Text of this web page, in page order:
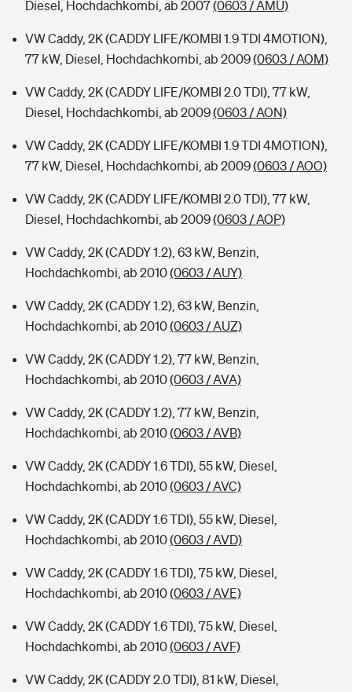
Diesel, Hochdachkombi, ab 2007(0603 / AMU)
VW Caddy, 2K (CADDY LIFE/KOMBI 1.9 TDI 4MOTION),
77 kW, Diesel, Hochdachkombi, ab 2009(0603 / AOM)
VW Caddy, 2K (CADDY LIFE/KOMBI 2.0 TDI), 77 kW,
Diesel, Hochdachkombi, ab 2009(0603 / AON)
VW Caddy, 2K (CADDY LIFE/KOMBI 1.9 TDI 4MOTION),
77 kW, Diesel, Hochdachkombi, ab 2009(0603 / AOO)
VW Caddy, 2K (CADDY LIFE/KOMBI 2.0 TDI), 77 kW,
Diesel, Hochdachkombi, ab 2009(0603 / AOP)
VW Caddy, 2K (CADDY 1.2), 63 kW, Benzin,
Hochdachkombi, ab 2010(0603 / AUY)
VW Caddy, 2K (CADDY 1.2), 63 kW, Benzin,
Hochdachkombi, ab 2010(0603 / AUZ)
VW Caddy, 2K (CADDY 1.2), 77 kW, Benzin,
Hochdachkombi, ab 2010(0603 / AVA)
VW Caddy, 2K (CADDY 1.2), 77 kW, Benzin,
Hochdachkombi, ab 2010(0603 / AVB)
VW Caddy, 2K (CADDY 1.6 TDI), 55 kW, Diesel,
Hochdachkombi, ab 2010(0603 / AVC)
VW Caddy, 2K (CADDY 1.6 TDI), 55 kW, Diesel,
Hochdachkombi, ab 2010(0603 / AVD)
VW Caddy, 2K (CADDY 1.6 TDI), 75 kW, Diesel,
Hochdachkombi, ab 2010(0603 / AVE)
VW Caddy, 2K (CADDY 1.6 TDI), 75 kW, Diesel,
Hochdachkombi, ab 2010(0603 / AVF)
VW Caddy, 2K (CADDY 2.0 TDI), 81 kW, Diesel,